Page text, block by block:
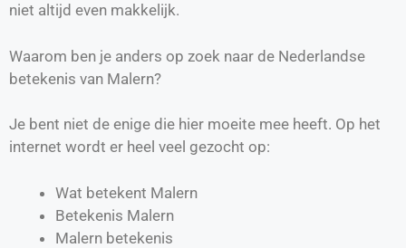
niet altijd even makkelijk.
Waarom ben je anders op zoek naar de Nederlandse
betekenis van Malern?
Je bent niet de enige die hier moeite mee heeft. Op het
internet wordt er heel veel gezocht op:
Wat betekent Malern
Betekenis Malern
Malern betekenis